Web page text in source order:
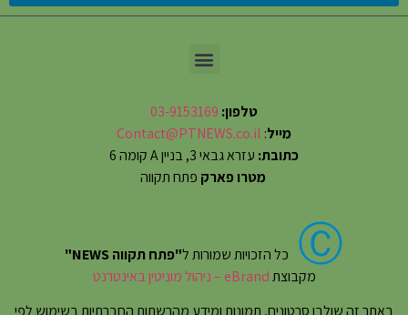
טלפון: 03-9153169
מייל:
Contact@PTNEWS.co.il
כתובת: עזרא גבאי 3, בניין A קומה 6
מטרו פארק פתח תקווה
Ⓒ כל הזכויות שמורות ל"פתח תקווה NEWS"
מקבוצתeBrand – ניהול מוניטין באינטרנט
באתר זה שולבו סרטונים, תמונות ומידע מהרשתות החברתיות בשימוש לפי